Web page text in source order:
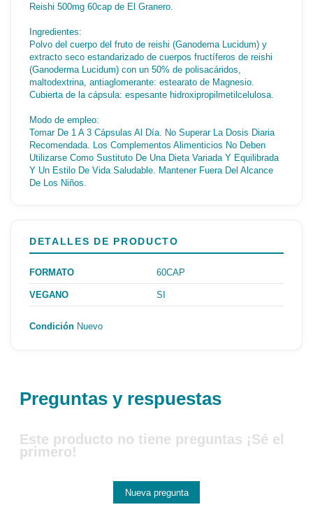
Reishi 500mg 60cap de El Granero.
Ingredientes:
Polvo del cuerpo del fruto de reishi (Ganodema Lucidum) y
extracto seco estandarizado de cuerpos fructíferos de reishi
(Ganoderma Lucidum) con un 50% de polisacáridos,
maltodextrina, antiaglomerante: estearato de Magnesio.
Cubierta de la cápsula: espesante hidroxipropilmetilcelulosa.
Modo de empleo:
Tomar De 1 A 3 Cápsulas Al Día. No Superar La Dosis Diaria
Recomendada. Los Complementos Alimenticios No Deben
Utilizarse Como Sustituto De Una Dieta Variada Y Equilibrada
Y Un Estilo De Vida Saludable. Mantener Fuera Del Alcance
De Los Niños.
DETALLES DE PRODUCTO
FORMATO 60CAP
VEGANO SI
Condición Nuevo
Preguntas y respuestas
Este producto no tiene preguntas ¡Sé el
primero!
Nueva pregunta